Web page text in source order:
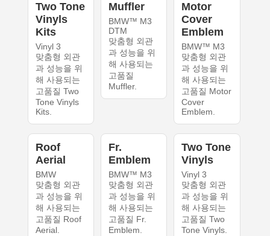
Two Tone
Vinyls
Kits
Vinyl 3
맞춤형 외관
과 성능을 위
해 사용되는
고품질 Two
Tone Vinyls
Kits.
Muffler
BMW™ M3
DTM
맞춤형 외관
과 성능을 위
해 사용되는
고품질
Muffler.
Motor
Cover
Emblem
BMW™ M3
맞춤형 외관
과 성능을 위
해 사용되는
고품질 Motor
Cover
Emblem.
Roof
Aerial
BMW
맞춤형 외관
과 성능을 위
해 사용되는
고품질 Roof
Aerial.
Fr.
Emblem
BMW™ M3
맞춤형 외관
과 성능을 위
해 사용되는
고품질 Fr.
Emblem.
Two Tone
Vinyls
Vinyl 3
맞춤형 외관
과 성능을 위
해 사용되는
고품질 Two
Tone Vinyls.